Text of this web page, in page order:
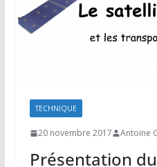
TECHNIQUE
20 novembre 2017 Antoine
Présentation